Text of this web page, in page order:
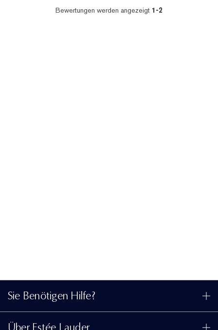
Bewertungen werden angezeigt 1-2
Sie Benötigen Hilfe?
Über Estée Lauder